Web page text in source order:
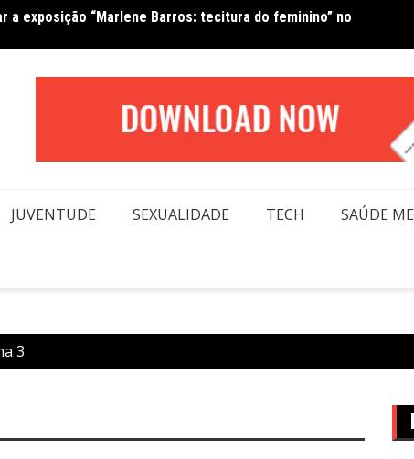
beleza e inclusão em conexão real nas redes
Van
JUVENTUDE SEXUALIDADE TECH SAÚDE
3